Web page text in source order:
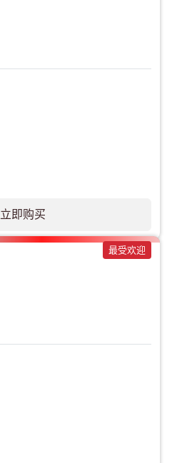
立即购买
最受欢迎